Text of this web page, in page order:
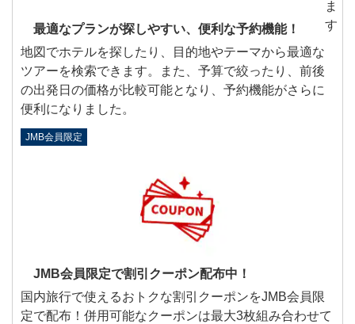
最適なプランが探しやすい、便利な予約機能！
地図でホテルを探したり、目的地やテーマから最適な
ツアーを検索できます。また、予算で絞ったり、前後
の出発日の価格が比較可能となり、予約機能がさらに
便利になりました。
JMB会員限定
JMB会員限定で割引クーポン配布中！
国内旅行で使えるおトクな割引クーポンをJMB会員限
定で配布！併用可能なクーポンは最大3枚組み合わせて